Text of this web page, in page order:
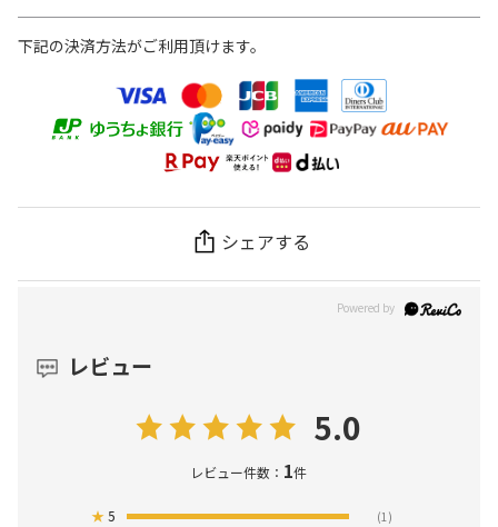
下記の決済方法がご利用頂けます。
シェアする
レビュー
5.0
レビュー件数： 1件
★5 (1)